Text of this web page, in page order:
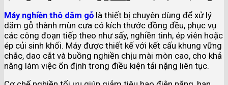
Máy nghiền thô dăm gỗ là thiết bị chuyên dùng để xử lý
dăm gỗ thành mùn cưa có kích thước đồng đều, phục vụ
các công đoạn tiếp theo như sấy, nghiền tinh, ép viên hoặc
ép củi sinh khối. Máy được thiết kế với kết cấu khung vững
chắc, dao cắt và buồng nghiền chịu mài mòn cao, cho khả
năng làm việc ổn định trong điều kiện tải nặng liên tục.